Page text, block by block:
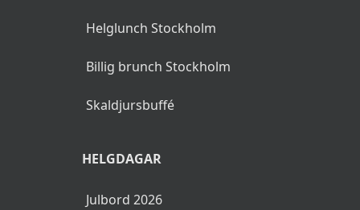
Helglunch Stockholm
Billig brunch Stockholm
Skaldjursbuffé
HELGDAGAR
Julbord 2026